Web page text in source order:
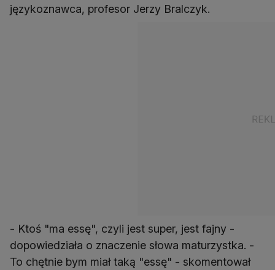
językoznawca, profesor Jerzy Bralczyk.
- Ktoś "ma essę", czyli jest super, jest fajny -
dopowiedziała o znaczenie słowa maturzystka. -
To chętnie bym miał taką "essę" - skomentował